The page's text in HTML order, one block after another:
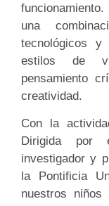
una
tecnológicos y
estilos de
pensamiento
creatividad.
Con la
Dirigida por
investigador y
la Pontificia
nuestros